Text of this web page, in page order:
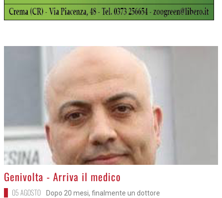
>
Genivolta - Arriva il medico
05 AGOSTO Dopo 20 mesi, finalmente un dottore